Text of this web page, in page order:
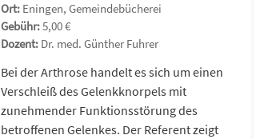
Ort: Eningen, Gemeindebücherei
Gebühr:5,00 €
Dozent: Dr. med. Günther Fuhrer
Bei der Arthrose handelt es sich um einen
Verschleiß des Gelenkknorpels mit
zunehmender Funktionsstörung des
betroffenen Gelenkes. Der Referent zeigt